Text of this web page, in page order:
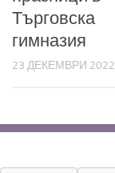
Търговска
гимназия
23 ДЕКЕМВРИ 2022